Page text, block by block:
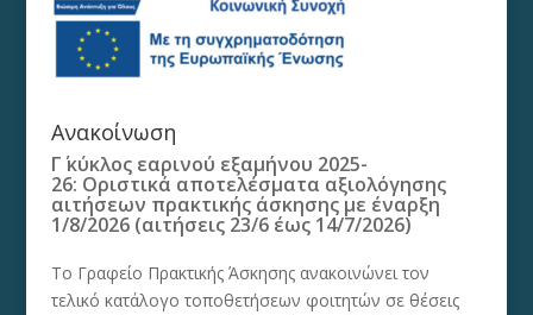
Ανακοίνωση
Γ΄ κύκλος εαρινού εξαμήνου 2025-
26: Οριστικά αποτελέσματα αξιολόγησης
αιτήσεων πρακτικής άσκησης με έναρξη
1/8/2026 (αιτήσεις 23/6 έως 14/7/2026)
Το Γραφείο Πρακτικής Άσκησης ανακοινώνει τον
τελικό κατάλογο τοποθετήσεων φοιτητών σε θέσεις